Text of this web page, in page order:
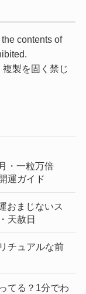
contents of
製を固く禁じ
・一粒万倍
運ガイド
おまじないス
天赦日
チュアルな前
てる？1分でわ